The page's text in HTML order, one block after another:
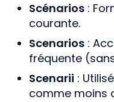
Scénarios :
courante.
Scenarios :
fréquente
Scenarii :
comme moins